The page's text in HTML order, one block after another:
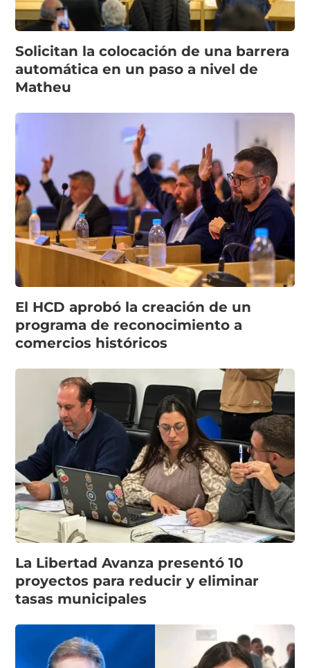
Solicitan la colocación de una barrera
automática en un paso a nivel de
Matheu
El HCD aprobó la creación de un
programa de reconocimiento a
comercios históricos
La Libertad Avanza presentó 10
proyectos para reducir y eliminar
tasas municipales